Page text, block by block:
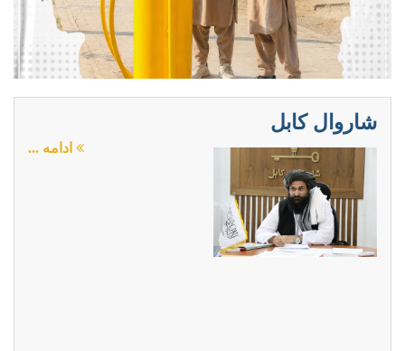
د پاکوالي او نظافت مراعاتولو ته د ماشومانو
شاروال کابل
ادامه ...